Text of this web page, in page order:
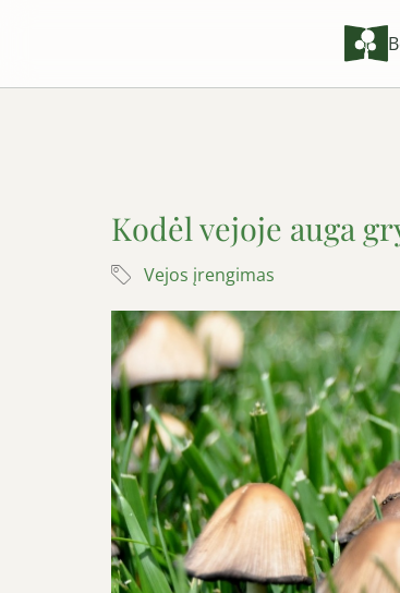
Kodėl vejoje auga
Vejos įrengimas